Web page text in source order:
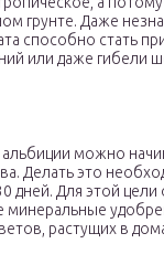
грунте. Даже
способно стать
или даже гибели
можно
Делать это
дней. Для этой
минеральные
растущих в